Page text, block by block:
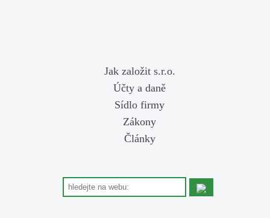
Jak založit s.r.o.
Účty a daně
Sídlo firmy
Zákony
Články